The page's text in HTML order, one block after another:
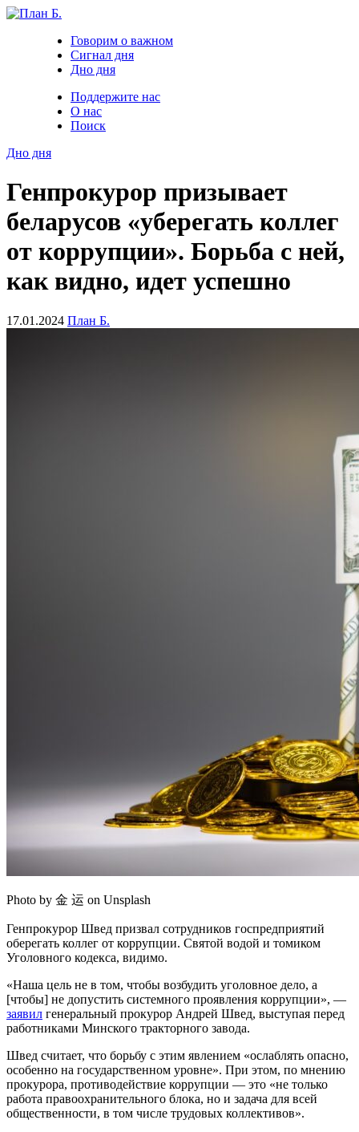
Говорим о важном
Сигнал дня
Дно дня
Поддержите нас
О нас
Поиск
Дно дня
Генпрокурор призывает
беларусов «уберегать коллег
от коррупции». Борьба с ней,
как видно, идет успешно
17.01.2024 План Б.
Photo by 金 运 on Unsplash
Генпрокурор Швед призвал сотрудников госпредприятий
оберегать коллег от коррупции. Святой водой и томиком
Уголовного кодекса, видимо.
«Наша цель не в том, чтобы возбудить уголовное дело, а
[чтобы] не допустить системного проявления коррупции», —
заявил генеральный прокурор Андрей Швед, выступая перед
работниками Минского тракторного завода.
Швед считает, что борьбу с этим явлением «ослаблять опасно,
особенно на государственном уровне». При этом, по мнению
прокурора, противодействие коррупции — это «не только
работа правоохранительного блока, но и задача для всей
общественности, в том числе трудовых коллективов».